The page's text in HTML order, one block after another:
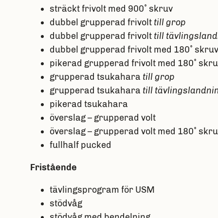
sträckt frivolt med 900˚ skruv
dubbel grupperad frivolt till grop
dubbel grupperad frivolt till
dubbel grupperad frivolt med 180˚ skruv
pikerad grupperad frivolt med 180˚
grupperad tsukahara till grop
grupperad tsukahara till
pikerad tsukahara
överslag – grupperad volt
överslag – grupperad volt med 180˚
fullhalf pucked
Fristående
tävlingsprogram för USM
stödvåg